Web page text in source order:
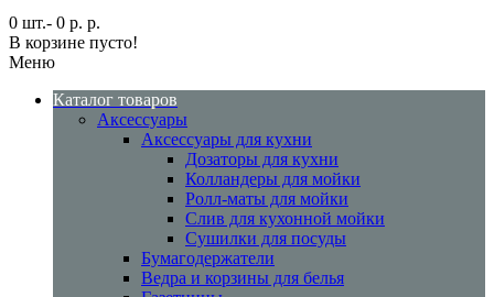
0 шт.- 0 р. р.
В корзине пусто!
Меню
Каталог товаров
Аксессуары
Аксессуары для кухни
Дозаторы для кухни
Колландеры для мойки
Ролл-маты для мойки
Слив для кухонной мойки
Сушилки для посуды
Бумагодержатели
Ведра и корзины для белья